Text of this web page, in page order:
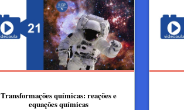
Transformações químicas: reações e
equações químicas